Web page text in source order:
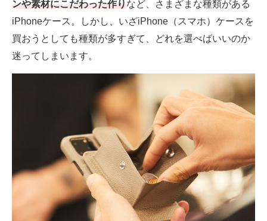
注目記事を集めた総合ページ
ITの今と未来を見通す
スマホと通信の最新トレンド
進化するPCとデバイスの未来
ビジネスと働き方のヒント
AI活用のいまが分かる
企業ITのトレンドを詳説
経営リーダーのコミュニティ
ンや素材にこだわった作りなど、さまざまな種類がある
iPhoneケース。しかし、いざiPhone（スマホ）ケースを
買おうとしても種類が多すぎて、どれを選べばいいのか
迷ってしまいます。